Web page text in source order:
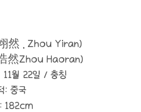
然 , Zhou Yiran)
然Zhou Haoran)
월 22일 / 충칭
: 중국
182cm